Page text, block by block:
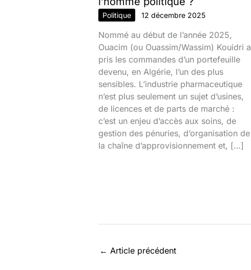
Politique 12 décembre 2025
Nommé au début de l’année 2025,
Ouacim (ou Ouassim/Wassim) Kouidri a
pris les commandes d’un portefeuille
devenu, en Algérie, l’un des plus
sensibles. L’industrie pharmaceutique
n’est plus seulement un sujet d’usines,
de licences et de parts de marché :
c’est un enjeu d’accès aux soins, de
gestion des pénuries, d’organisation de
la chaîne d’approvisionnement et, […]
← Article précédent